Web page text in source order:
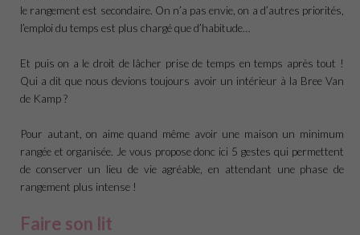
le rangement est secondaire. On n’a pas envie, on a d’autres priorités,
l’emploi du temps est plus chargé que d’habitude…
Et puis on a le droit de lâcher prise de temps en temps après tout !
Qui a dit que nous devions toujours avoir un intérieur à la Bree Van
de Kamp ?
Pour autant, on aime quand même avoir une maison un minimum
rangée et organisée. Je vous propose donc ici 5 gestes qui permettent
de conserver un lieu de vie agréable, en attendant une phase de
rangement plus intense !
Faire son lit